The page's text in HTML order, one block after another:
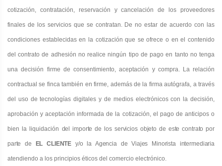
cotización, contratación, reservación y cancelación de los proveedores
finales de los servicios que se contratan. De no estar de acuerdo con las
condiciones establecidas en la cotización que se ofrece o en el contenido
del contrato de adhesión no realice ningún tipo de pago en tanto no tenga
una decisión firme de consentimiento, aceptación y compra. La relación
contractual se finca también en firme, además de la firma autógrafa, a través
del uso de tecnologías digitales y de medios electrónicos con la decisión,
aprobación y aceptación informada de la cotización, el pago de anticipos o
bien la liquidación del importe de los servicios objeto de este contrato por
parte de EL CLIENTE y/o la Agencia de Viajes Minorista intermediaria
atendiendo a los principios éticos del comercio electrónico.